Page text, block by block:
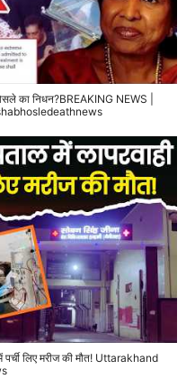
का निधन?BREAKING NEWS |
पर्ची लिए मरीज की मौत! Uttarakhand